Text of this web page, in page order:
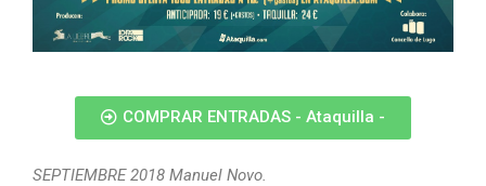
COMPRAR ENTRADAS - Ataquilla -
SEPTIEMBRE 2018 Manuel Novo.